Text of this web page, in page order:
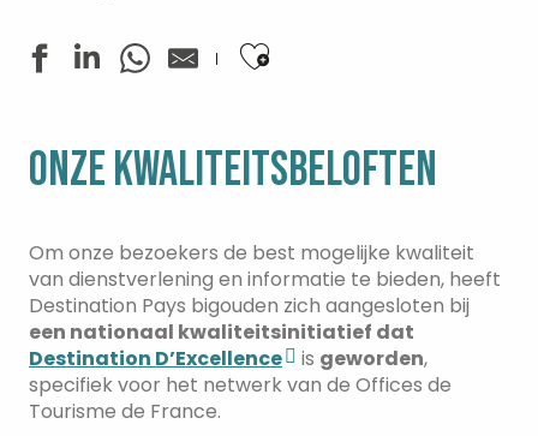
Ajouter aux favoris
ONZE KWALITEITSBELOFTEN
Om onze bezoekers de best mogelijke kwaliteit
van dienstverlening en informatie te bieden, heeft
Destination Pays bigouden zich aangesloten bij
een nationaal kwaliteitsinitiatief dat
Destination D’Excellence
is geworden,
specifiek voor het netwerk van de Offices de
Tourisme de France.